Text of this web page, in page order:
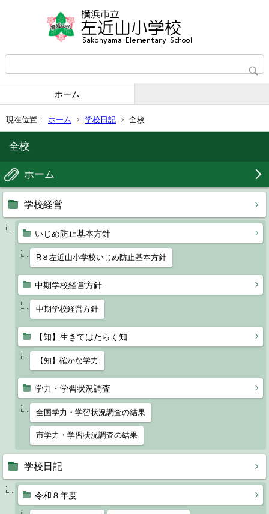
ホーム
現在位置： ホーム 学校日記 全校
全校
ホーム
学校経営
いじめ防止基本方針
R８左近山小学校いじめ防止基本方針
中期学校経営方針
中期学校経営方針
【知】生きてはたらく知
【知】確かな学力
学力・学習状況調査
全国学力・学習状況調査の結果
市学力・学習状況調査の結果
学校日記
令和８年度